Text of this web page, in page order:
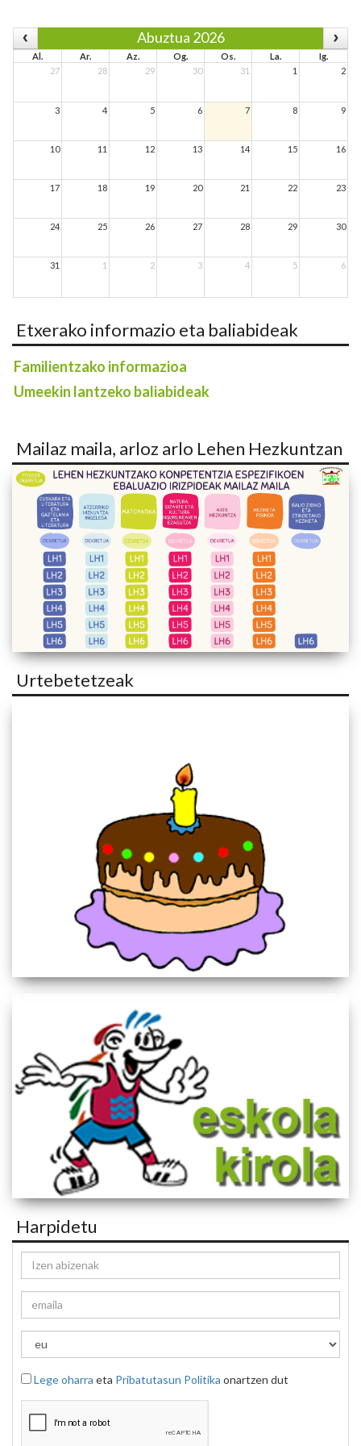
Abuztua 2026
Al. Ar. Az. Og. Os. La.
Ig.
27
28 29 30 31 1 2
3 4 5 6 7 8 9
10 11 12 13 14 15 16
17 18 19 20 21 22 23
24 25 26 27 28 29 30
31 1 2 3 4 5 6
Etxerako informazio eta baliabideak
Familientzako informazioa
Umeekin lantzeko baliabideak
Mailaz maila, arloz arlo Lehen Hezkuntzan
Urtebetetzeak
Harpidetu
Lege oharra eta Pribatutasun Politika onartzen dut